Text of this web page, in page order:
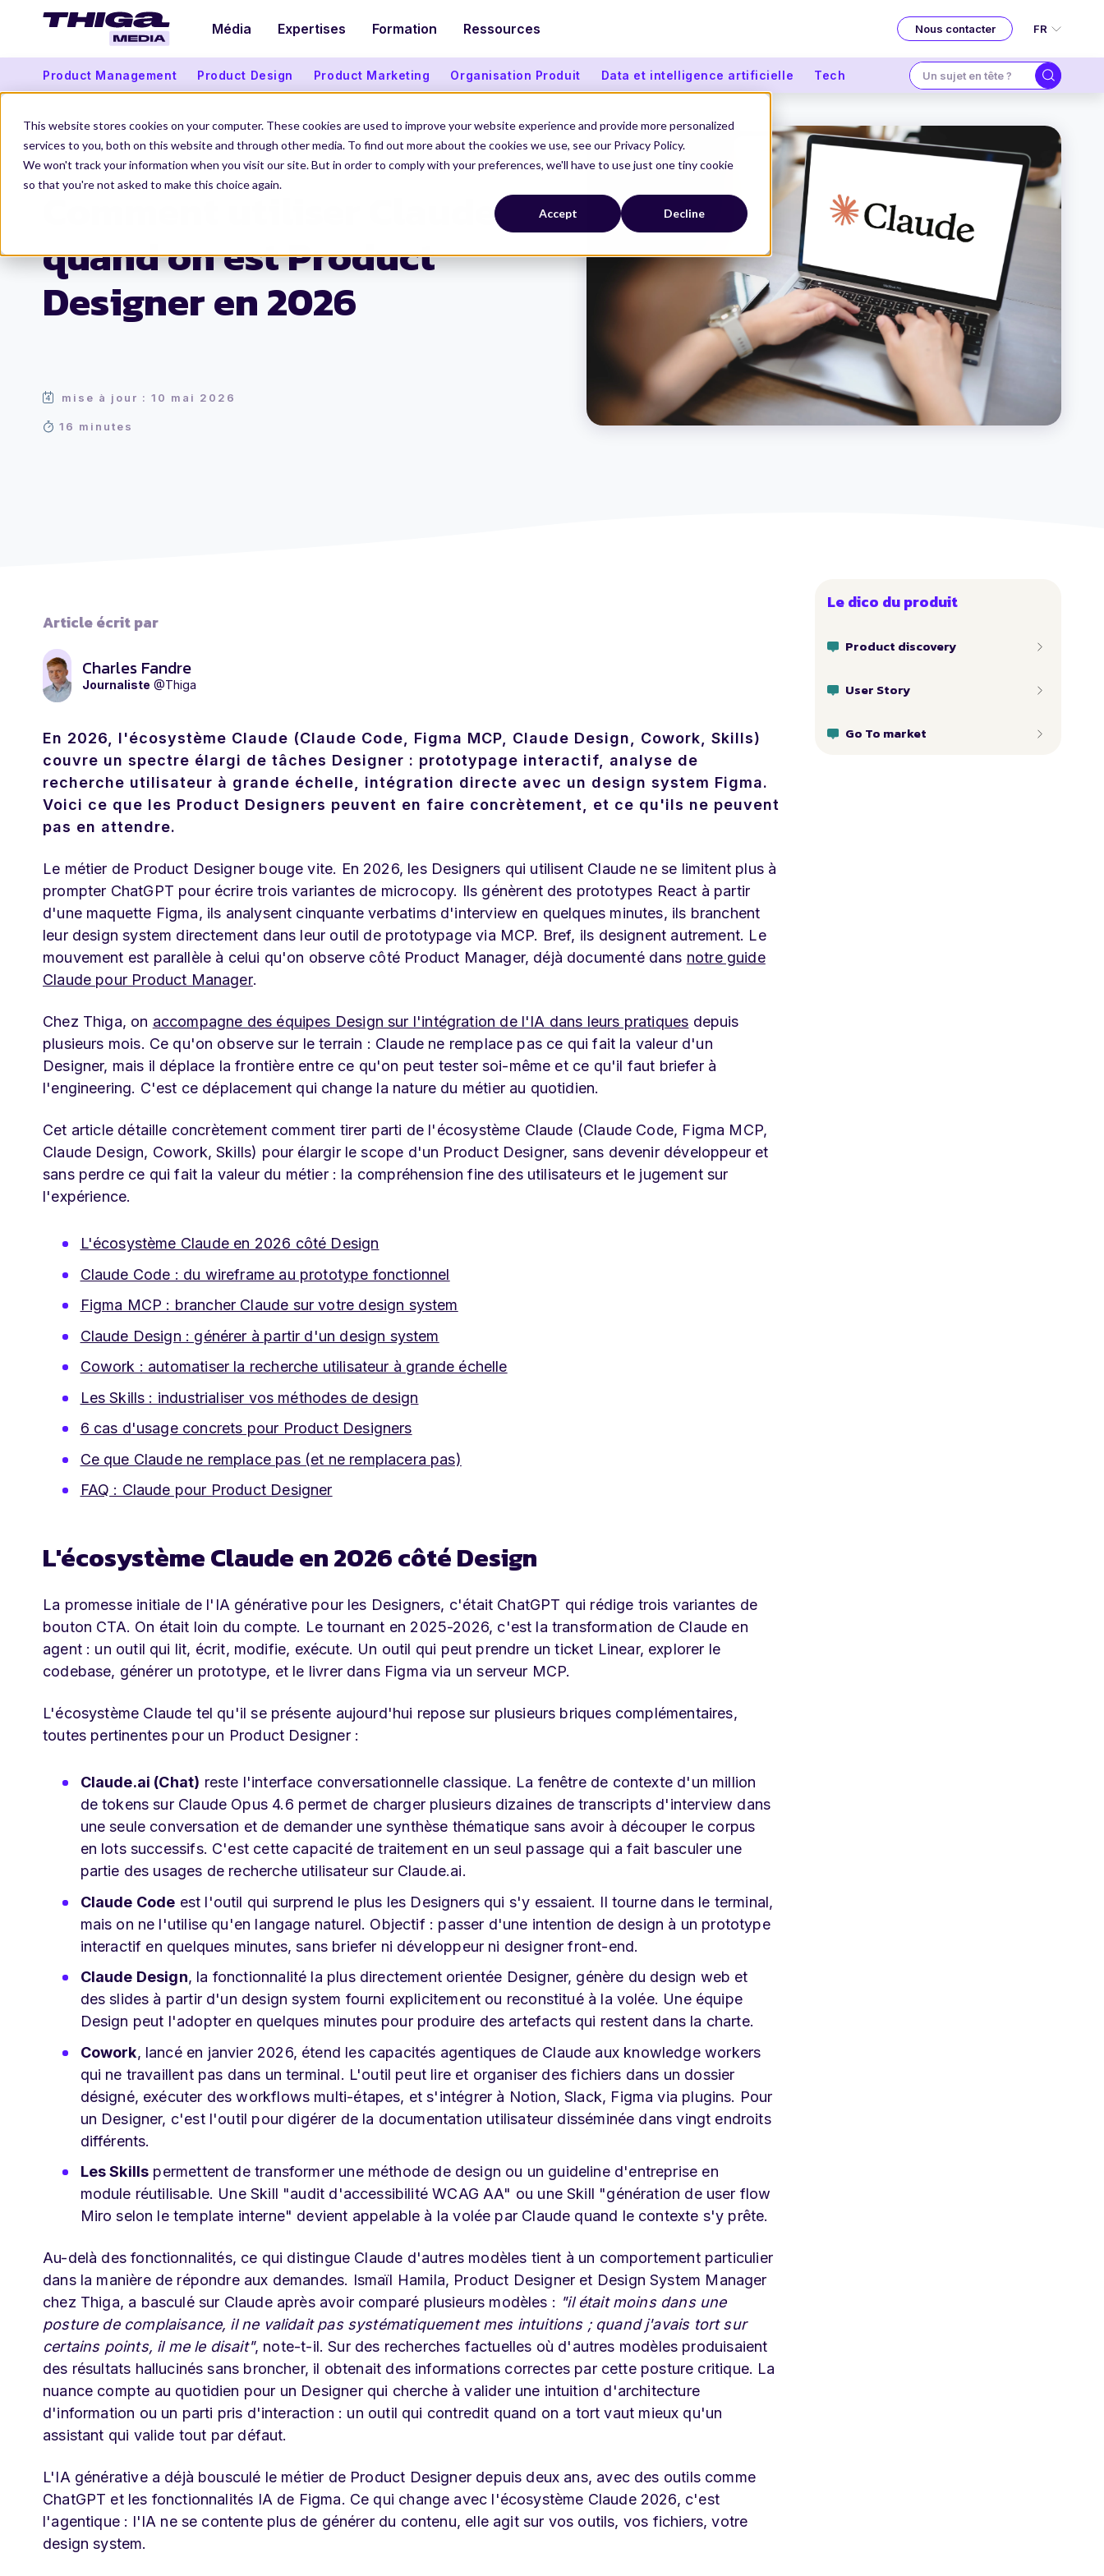
This website stores cookies on your computer. These cookies are used to improve your website experience and provide more personalized
services to you, both on this website and through other media. To find out more about the cookies we use, see our Privacy Policy.
We won't track your information when you visit our site. But in order to comply with your preferences, we'll have to use just one tiny cookie
so that you're not asked to make this choice again.
Accept Decline
Média Expertises Formation Ressources Nous contacter FR
Product Management Product Design Product Marketing Organisation Produit Data et intelligence artificielle Tech
Thiga Media Product Design Claude pour Product Designer : guide complet 2026
Comment utiliser Claude
quand on est Product
Designer en 2026
mise à jour : 10 mai 2026
16 minutes
Article écrit par
Charles Fandre
Journaliste @Thiga
En 2026, l'écosystème Claude (Claude Code, Figma MCP, Claude Design, Cowork, Skills)
couvre un spectre élargi de tâches Designer : prototypage interactif, analyse de
recherche utilisateur à grande échelle, intégration directe avec un design system Figma.
Voici ce que les Product Designers peuvent en faire concrètement, et ce qu'ils ne peuvent
pas en attendre.
Le métier de Product Designer bouge vite. En 2026, les Designers qui utilisent Claude ne se limitent plus à
prompter ChatGPT pour écrire trois variantes de microcopy. Ils génèrent des prototypes React à partir
d'une maquette Figma, ils analysent cinquante verbatims d'interview en quelques minutes, ils branchent
leur design system directement dans leur outil de prototypage via MCP. Bref, ils designent autrement. Le
mouvement est parallèle à celui qu'on observe côté Product Manager, déjà documenté dans notre guide
Claude pour Product Manager.
Chez Thiga, on accompagne des équipes Design sur l'intégration de l'IA dans leurs pratiques depuis
plusieurs mois. Ce qu'on observe sur le terrain : Claude ne remplace pas ce qui fait la valeur d'un
Designer, mais il déplace la frontière entre ce qu'on peut tester soi-même et ce qu'il faut briefer à
l'engineering. C'est ce déplacement qui change la nature du métier au quotidien.
Cet article détaille concrètement comment tirer parti de l'écosystème Claude (Claude Code, Figma MCP,
Claude Design, Cowork, Skills) pour élargir le scope d'un Product Designer, sans devenir développeur et
sans perdre ce qui fait la valeur du métier : la compréhension fine des utilisateurs et le jugement sur
l'expérience.
L'écosystème Claude en 2026 côté Design
Claude Code : du wireframe au prototype fonctionnel
Figma MCP : brancher Claude sur votre design system
Claude Design : générer à partir d'un design system
Cowork : automatiser la recherche utilisateur à grande échelle
Les Skills : industrialiser vos méthodes de design
6 cas d'usage concrets pour Product Designers
Ce que Claude ne remplace pas (et ne remplacera pas)
FAQ : Claude pour Product Designer
L'écosystème Claude en 2026 côté Design
La promesse initiale de l'IA générative pour les Designers, c'était ChatGPT qui rédige trois variantes de
bouton CTA. On était loin du compte. Le tournant en 2025-2026, c'est la transformation de Claude en
agent : un outil qui lit, écrit, modifie, exécute. Un outil qui peut prendre un ticket Linear, explorer le
codebase, générer un prototype, et le livrer dans Figma via un serveur MCP.
L'écosystème Claude tel qu'il se présente aujourd'hui repose sur plusieurs briques complémentaires,
toutes pertinentes pour un Product Designer :
Claude.ai (Chat) reste l'interface conversationnelle classique. La fenêtre de contexte d'un million
de tokens sur Claude Opus 4.6 permet de charger plusieurs dizaines de transcripts d'interview dans
une seule conversation et de demander une synthèse thématique sans avoir à découper le corpus
en lots successifs. C'est cette capacité de traitement en un seul passage qui a fait basculer une
partie des usages de recherche utilisateur sur Claude.ai.
Claude Code est l'outil qui surprend le plus les Designers qui s'y essaient. Il tourne dans le terminal,
mais on ne l'utilise qu'en langage naturel. Objectif : passer d'une intention de design à un prototype
interactif en quelques minutes, sans briefer ni développeur ni designer front-end.
Claude Design, la fonctionnalité la plus directement orientée Designer, génère du design web et
des slides à partir d'un design system fourni explicitement ou reconstitué à la volée. Une équipe
Design peut l'adopter en quelques minutes pour produire des artefacts qui restent dans la charte.
Cowork, lancé en janvier 2026, étend les capacités agentiques de Claude aux knowledge workers
qui ne travaillent pas dans un terminal. L'outil peut lire et organiser des fichiers dans un dossier
désigné, exécuter des workflows multi-étapes, et s'intégrer à Notion, Slack, Figma via plugins. Pour
un Designer, c'est l'outil pour digérer de la documentation utilisateur disséminée dans vingt endroits
différents.
Les Skills permettent de transformer une méthode de design ou un guideline d'entreprise en
module réutilisable. Une Skill "audit d'accessibilité WCAG AA" ou une Skill "génération de user flow
Miro selon le template interne" devient appelable à la volée par Claude quand le contexte s'y prête.
Au-delà des fonctionnalités, ce qui distingue Claude d'autres modèles tient à un comportement particulier
dans la manière de répondre aux demandes. Ismaïl Hamila, Product Designer et Design System Manager
chez Thiga, a basculé sur Claude après avoir comparé plusieurs modèles : "il était moins dans une
posture de complaisance, il ne validait pas systématiquement mes intuitions ; quand j'avais tort sur
certains points, il me le disait", note-t-il. Sur des recherches factuelles où d'autres modèles produisaient
des résultats hallucinés sans broncher, il obtenait des informations correctes par cette posture critique. La
nuance compte au quotidien pour un Designer qui cherche à valider une intuition d'architecture
d'information ou un parti pris d'interaction : un outil qui contredit quand on a tort vaut mieux qu'un
assistant qui valide tout par défaut.
L'IA générative a déjà bousculé le métier de Product Designer depuis deux ans, avec des outils comme
ChatGPT et les fonctionnalités IA de Figma. Ce qui change avec l'écosystème Claude 2026, c'est
l'agentique : l'IA ne se contente plus de générer du contenu, elle agit sur vos outils, vos fichiers, votre
design system.
Le dico du produit
Product discovery
User Story
Go To market